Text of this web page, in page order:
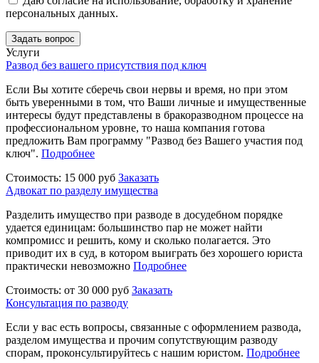
персональных данных.
Задать вопрос
Услуги
Развод без вашего присутствия под ключ
Если Вы хотите сберечь свои нервы и время, но при этом
быть уверенными в том, что Ваши личные и имущественные
интересы будут представлены в бракоразводном процессе на
профессиональном уровне, то наша компания готова
предложить Вам программу "Развод без Вашего участия под
ключ". Подробнее
Стоимость: 15 000 руб Заказать
Адвокат по разделу имущества
Разделить имущество при разводе в досудебном порядке
удается единицам: большинство пар не может найти
компромисс и решить, кому и сколько полагается. Это
приводит их в суд, в котором выиграть без хорошего юриста
практически невозможно Подробнее
Стоимость: от 30 000 руб Заказать
Консультация по разводу
Если у вас есть вопросы, связанные с оформлением развода,
разделом имущества и прочим сопутствующим разводу
спорам, проконсультируйтесь с нашим юристом. Подробнее